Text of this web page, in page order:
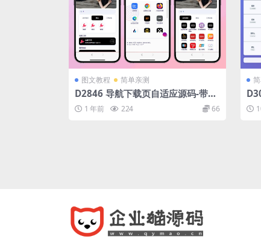
图文教程 简单亲测
D2846 导航下载页自适应源码-带后
台-附带搭建教程
1 年前 224 66
码